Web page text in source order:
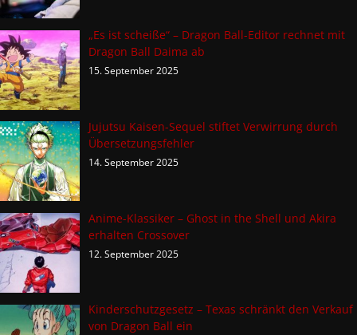
„Es ist scheiße“ – Dragon Ball-Editor rechnet mit
Dragon Ball Daima ab
15. September 2025
Jujutsu Kaisen-Sequel stiftet Verwirrung durch
Übersetzungsfehler
14. September 2025
Anime-Klassiker – Ghost in the Shell und Akira
erhalten Crossover
12. September 2025
Kinderschutzgesetz – Texas schränkt den Verkauf
von Dragon Ball ein